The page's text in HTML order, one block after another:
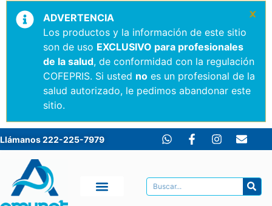
ADVERTENCIA
Los productos y la información de este sitio
son de uso EXCLUSIVO para profesionales
de la salud, de conformidad con la regulación
COFEPRIS. Si usted no es un profesional de la
salud autorizado, le pedimos abandonar este
sitio.
×
Llámanos 222-225-7979